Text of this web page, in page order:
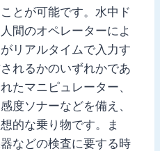
とが可能です。水中ド
間のオペレーターによ
リアルタイムで入力す
れるかのいずれかであ
たマニピュレーター、
度ソナーなどを備え、
的な乗り物です。ま
などの検査に要する時